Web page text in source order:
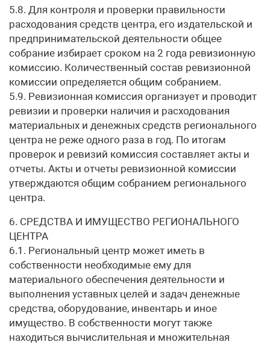
5.8. Для контроля и проверки правильности
расходования средств центра, его издательской и
предпринимательской деятельности общее
собрание избирает сроком на 2 года ревизионную
комиссию. Количественный состав ревизионной
комиссии определяется общим собранием.
5.9. Ревизионная комиссия организует и проводит
ревизии и проверки наличия и расходования
материальных и денежных средств регионального
центра не реже одного раза в год. По итогам
проверок и ревизий комиссия составляет акты и
отчеты. Акты и отчеты ревизионной комиссии
утверждаются общим собранием регионального
центра.
6. СРЕДСТВА И ИМУЩЕСТВО РЕГИОНАЛЬНОГО
ЦЕНТРА
6.1. Региональный центр может иметь в
собственности необходимые ему для
материального обеспечения деятельности и
выполнения уставных целей и задач денежные
средства, оборудование, инвентарь и иное
имущество. В собственности могут также
находиться вычислительная и множительная